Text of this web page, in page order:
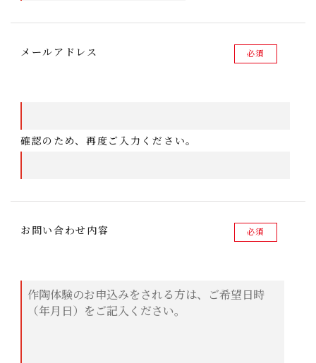
メールアドレス 必須
確認のため、再度ご入力ください。
お問い合わせ内容 必須